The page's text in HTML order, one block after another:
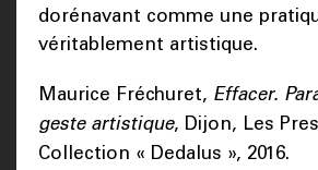
dorénavant comme une
véritablement artistique.
Maurice Fréchuret, Effacer.
geste artistique, Dijon, Les
Collection « Dedalus », 2016.